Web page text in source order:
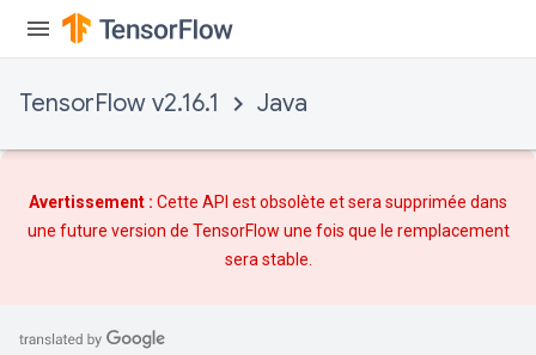
TensorFlow v2.16.1 Java
Avertissement : Cette API est obsolète et sera supprimée dans
une future version de TensorFlow une fois que le remplacement
sera stable.